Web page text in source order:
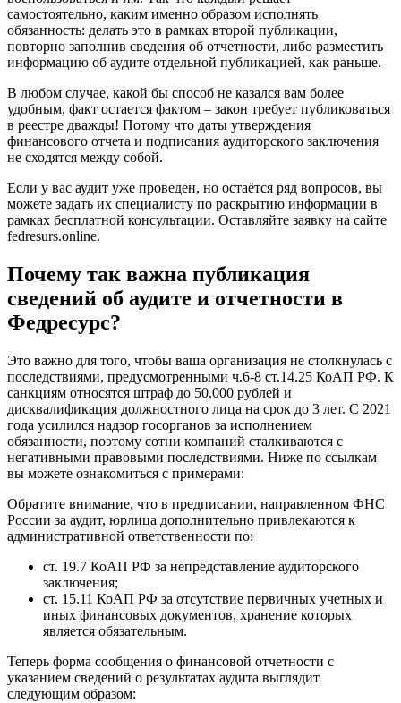
самостоятельно, каким именно образом исполнять
обязанность: делать это в рамках второй публикации,
повторно заполнив сведения об отчетности, либо разместить
информацию об аудите отдельной публикацией, как раньше.
В любом случае, какой бы способ не казался вам более
удобным, факт остается фактом – закон требует публиковаться
в реестре дважды! Потому что даты утверждения
финансового отчета и подписания аудиторского заключения
не сходятся между собой.
Если у вас аудит уже проведен, но остаётся ряд вопросов, вы
можете задать их специалисту по раскрытию информации в
рамках бесплатной консультации. Оставляйте заявку на сайте
fedresurs.online.
Почему так важна публикация
сведений об аудите и отчетности в
Федресурс?
Это важно для того, чтобы ваша организация не столкнулась с
последствиями, предусмотренными ч.6-8 ст.14.25 КоАП РФ. К
санкциям относятся штраф до 50.000 рублей и
дисквалификация должностного лица на срок до 3 лет. С 2021
года усилился надзор госорганов за исполнением
обязанности, поэтому сотни компаний сталкиваются с
негативными правовыми последствиями. Ниже по ссылкам
вы можете ознакомиться с примерами:
Обратите внимание, что в предписании, направленном ФНС
России за аудит, юрлица дополнительно привлекаются к
административной ответственности по:
ст. 19.7 КоАП РФ за непредставление аудиторского
заключения;
ст. 15.11 КоАП РФ за отсутствие первичных учетных и
иных финансовых документов, хранение которых
является обязательным.
Теперь форма сообщения о финансовой отчетности с
указанием сведений о результатах аудита выглядит
следующим образом: